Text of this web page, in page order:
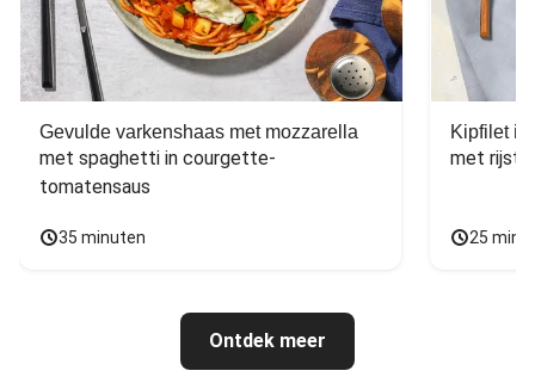
Gevulde varkenshaas met mozzarella
met spaghetti in courgette-
tomatensaus
35 minuten
Kipfilet in
met rijst,
25
Ontdek meer